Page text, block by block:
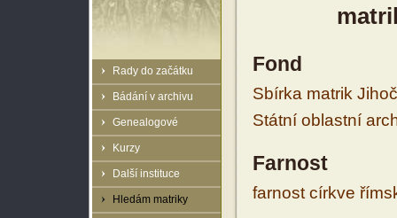
Rady do začátku
Bádání v archivu
Genealogové
Kurzy
Další instituce
Hledám matriky
Fond
Sbírka matrik
Státní oblastní
Farnost
farnost církve